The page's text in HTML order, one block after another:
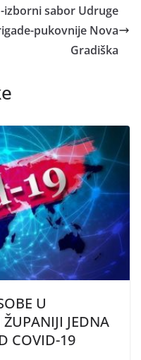
izborni sabor Udruge
pukovnije Nova
Gradiška
U
JEDNA
COVID-19